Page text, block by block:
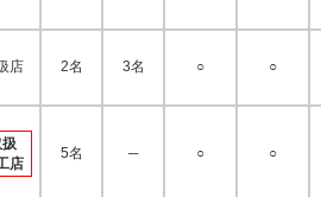
店 2名 3名 ○ ○
店
5名 ─ ○ ○